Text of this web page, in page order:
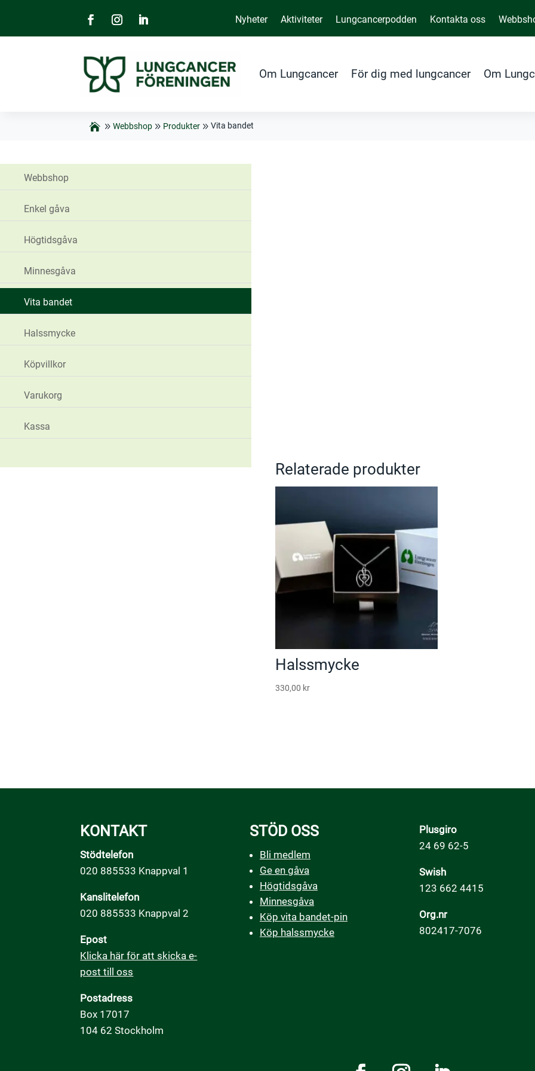
Nyheter Aktiviteter Lungcancerpodden Kontakta oss
Om Lungcancer För dig med lungcancer Om
Webbshop Produkter Vita bandet
Webbshop
Enkel gåva
Högtidsgåva
Minnesgåva
Vita bandet
Halssmycke
Köpvillkor
Varukorg
Kassa
Relaterade produkter
Halssmycke
330,00 kr
KONTAKT
Stödtelefon
020 885533 Knappval 1
Kanslitelefon
020 885533 Knappval 2
Epost
Klicka här för att skicka e-
post till oss
Postadress
Box 17017
104 62 Stockholm
STÖD OSS
Bli medlem
Ge en gåva
Högtidsgåva
Minnesgåva
Köp vita bandet-pin
Köp halssmycke
Plusgiro
24 69 62-5
Swish
123 662 4415
Org.nr
802417-7076